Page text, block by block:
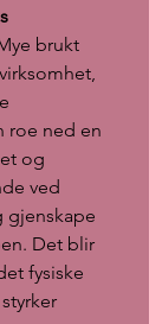
brukt
roe ned en
og
ved
gjenskape
Det blir
fysiske